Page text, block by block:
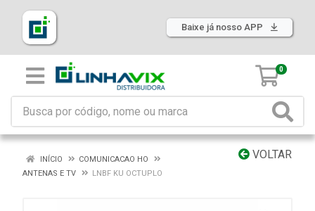
Baixe já nosso APP
0
VOLTAR
INÍCIO
COMUNICACAO HO
ANTENAS E TV
LNBF KU OCTUPLO